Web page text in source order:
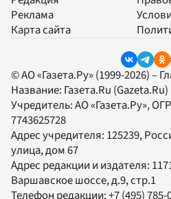
Реклама
Карта сайта
© АО «Газета.Ру» (1999-2026) –
Название: Газета.Ru (Gazeta.Ru)
Учредитель:АО «Газета.Ру»,
7743625728
Адрес учредителя: 125239,
улица, дом 67
Адрес редакции и издателя:
Варшавское шоссе, д.9, стр.1